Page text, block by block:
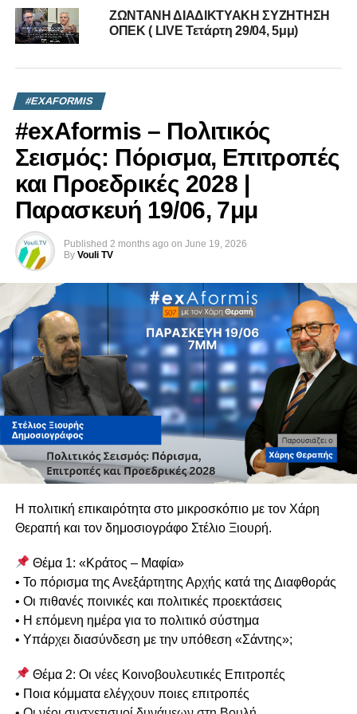
ΔΗΜΟΣΙΕΣ ΣΥΓΚΟΙΝΩΝΙΕΣ: Μεγάλη ανατροπή
με παρέμβαση Γιάννη Καρούσου
Carpe Diem με τον Μιχάλη Παρασκευά | 15/06/20
ΖΩΝΤΑΝΗ ΔΙΑΔΙΚΤΥΑΚΗ ΣΥΖΗΤΗΣΗ
ΟΠΕΚ ( LIVE Τετάρτη 29/04, 5μμ)
#EXAFORMIS
#exAformis – Πολιτικός
Σεισμός: Πόρισμα, Επιτροπές
και Προεδρικές 2028 |
Παρασκευή 19/06, 7μμ
Published 2 months ago on June 19, 2026
By Vouli TV
Η πολιτική επικαιρότητα στο μικροσκόπιο με τον Χάρη
Θεραπή και τον δημοσιογράφο Στέλιο Ξιουρή.
Θέμα 1: «Κράτος – Μαφία»
• Το πόρισμα της Ανεξάρτητης Αρχής κατά της Διαφθοράς
• Οι πιθανές ποινικές και πολιτικές προεκτάσεις
• Η επόμενη ημέρα για το πολιτικό σύστημα
• Υπάρχει διασύνδεση με την υπόθεση «Σάντης»;
Θέμα 2: Οι νέες Κοινοβουλευτικές Επιτροπές
• Ποια κόμματα ελέγχουν ποιες επιτροπές